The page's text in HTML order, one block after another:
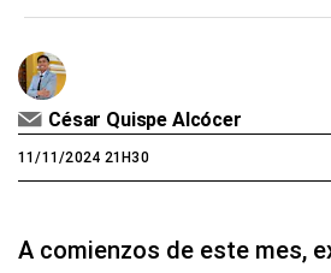
César Quispe Alcócer
11/11/2024 21H30
A comienzos de este mes,